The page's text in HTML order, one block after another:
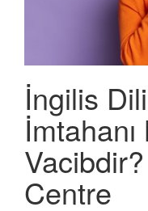
İngilis
Centre